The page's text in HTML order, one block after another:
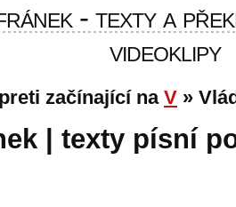
- texty a
videoklipy
začínající na V »
| texty písní